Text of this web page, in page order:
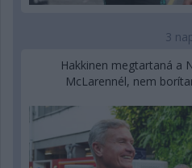
3
Hakkinen megtartaná a
McLarennél, nem